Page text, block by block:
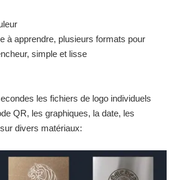
à apprendre, plusieurs formats pour
simple et lisse
les fichiers de logo individuels
QR, les graphiques, la date, les
divers matériaux: